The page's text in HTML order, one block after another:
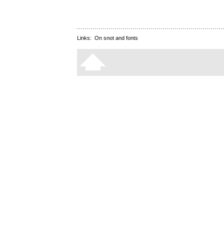
Links: On snot and fonts